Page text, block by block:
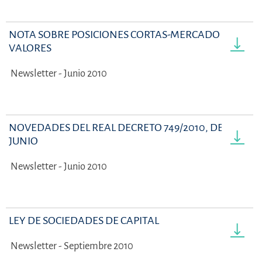
NOTA SOBRE POSICIONES CORTAS-MERCADO DE
VALORES
Newsletter - Junio 2010
NOVEDADES DEL REAL DECRETO 749/2010, DE 7 DE
JUNIO
Newsletter - Junio 2010
LEY DE SOCIEDADES DE CAPITAL
Newsletter - Septiembre 2010